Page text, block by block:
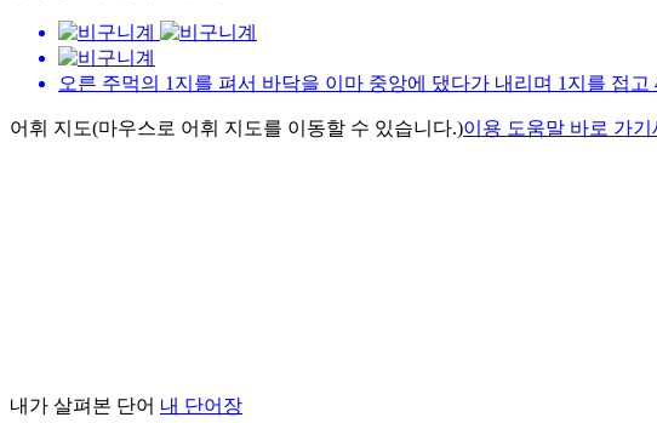
오른 주먹의 1지를 펴서 바닥을 이마 중앙에 댔다가 내리며 1지를 접
어휘 지도(마우스로 어휘 지도를 이동할 수 있습니다.)이용 도움말 바로 가기
내가 살펴본 단어 내 단어장